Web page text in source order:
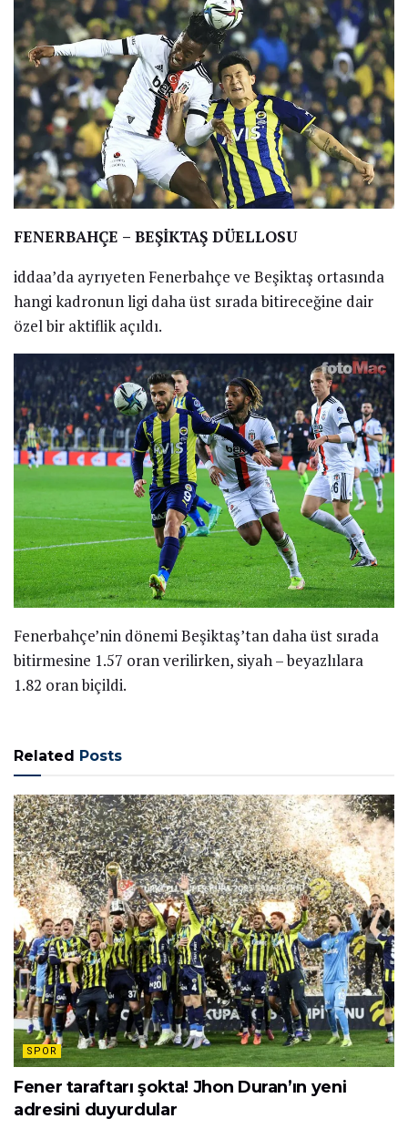
FENERBAHÇE – BEŞİKTAŞ DÜELLOSU
iddaa’da ayrıyeten Fenerbahçe ve Beşiktaş ortasında
hangi kadronun ligi daha üst sırada bitireceğine dair
özel bir aktiflik açıldı.
Fenerbahçe’nin dönemi Beşiktaş’tan daha üst sırada
bitirmesine 1.57 oran verilirken, siyah – beyazlılara
1.82 oran biçildi.
Related Posts
SPOR
Fener taraftarı şokta! Jhon Duran’ın yeni
adresini duyurdular